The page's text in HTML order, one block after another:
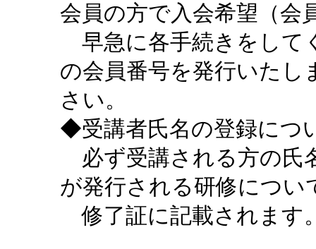
会員の方で入会希望（会
早急に各手続きをして
の会員番号を発行いたし
さい。
◆受講者氏名の登録につ
必ず受講される方の氏
が発行される研修につい
修了証に記載されます